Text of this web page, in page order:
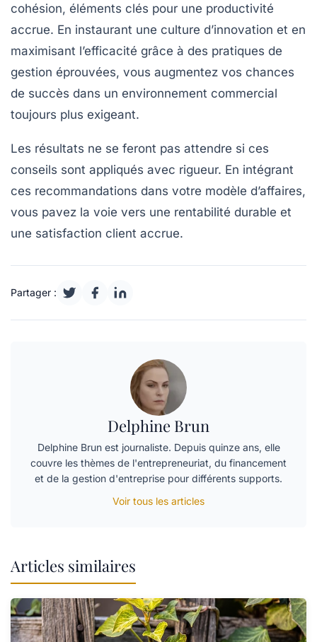
cohésion, éléments clés pour une productivité
accrue. En instaurant une culture d’innovation et en
maximisant l’efficacité grâce à des pratiques de
gestion éprouvées, vous augmentez vos chances
de succès dans un environnement commercial
toujours plus exigeant.
Les résultats ne se feront pas attendre si ces
conseils sont appliqués avec rigueur. En intégrant
ces recommandations dans votre modèle d’affaires,
vous pavez la voie vers une rentabilité durable et
une satisfaction client accrue.
Partager :
Delphine Brun
Delphine Brun est journaliste. Depuis quinze ans, elle
couvre les thèmes de l'entrepreneuriat, du financement
et de la gestion d'entreprise pour différents supports.
Voir tous les articles
Articles similaires